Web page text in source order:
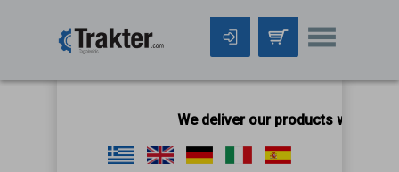
We deliver our products